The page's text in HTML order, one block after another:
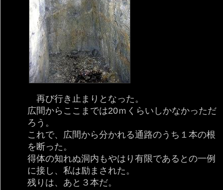
再び行き止まりとなった。
広間からここまでは20ｍくらいしかなかっただ
ろう。
これで、広間から分かれる通路のうち１本の根
を断った。
得体の知れぬ洞内もやはり有限であるとの一例
に接し、私は励まされた。
残りは、あと３本だ。